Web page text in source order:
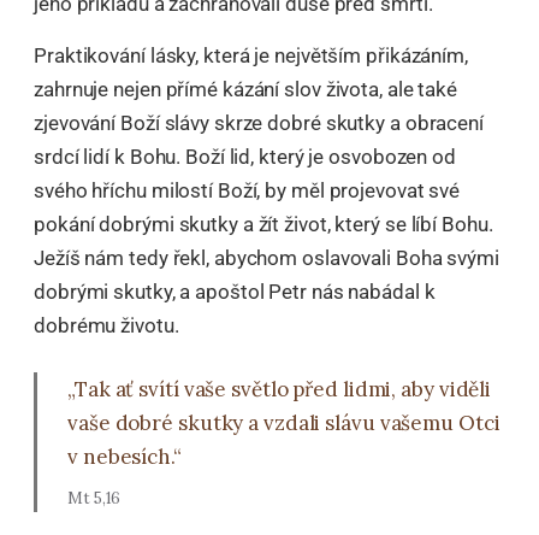
Praktikování lásky, která je největším přikázáním,
zahrnuje nejen přímé kázání slov života, ale také
zjevování Boží slávy skrze dobré skutky a obracení
srdcí lidí k Bohu. Boží lid, který je osvobozen od
svého hříchu milostí Boží, by měl projevovat své
pokání dobrými skutky a žít život, který se líbí Bohu.
Ježíš nám tedy řekl, abychom oslavovali Boha svými
dobrými skutky, a apoštol Petr nás nabádal k
dobrému životu.
„Tak ať svítí vaše světlo před lidmi, aby viděli
vaše dobré skutky a vzdali slávu vašemu Otci
v nebesích.“
Mt 5,16